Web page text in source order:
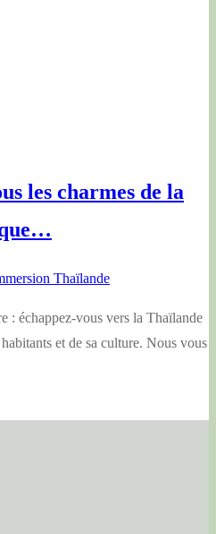
les charmes de la
Thaïlande
: échappez-vous vers la Thaïlande
et de sa culture. Nous vous